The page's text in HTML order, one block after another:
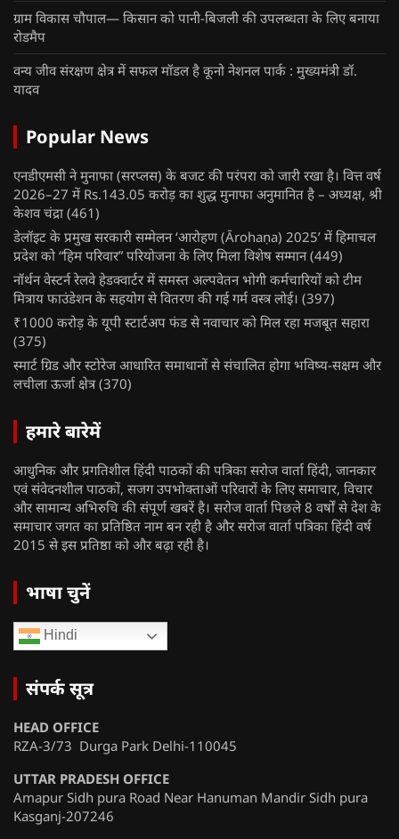
ग्राम विकास चौपाल— किसान को पानी-बिजली की उपलब्धता के लिए बनाया
रोडमैप
वन्य जीव संरक्षण क्षेत्र में सफल मॉडल है कूनो नेशनल पार्क : मुख्यमंत्री डॉ.
यादव
Popular News
एनडीएमसी ने मुनाफा (सरप्लस) के बजट की परंपरा को जारी रखा है। वित्त वर्ष
2026–27 में Rs.143.05 करोड़ का शुद्ध मुनाफा अनुमानित है – अध्यक्ष, श्री
केशव चंद्रा (461)
डेलॉइट के प्रमुख सरकारी सम्मेलन ‘आरोहण (Ārohaṇa) 2025’ में हिमाचल
प्रदेश को “हिम परिवार” परियोजना के लिए मिला विशेष सम्मान (449)
नॉर्थन वेस्टर्न रेलवे हेडक्वार्टर में समस्त अल्पवेतन भोगी कर्मचारियों को टीम
मित्राय फाउंडेशन के सहयोग से वितरण की गई गर्म वस्त्र लोई। (397)
₹1000 करोड़ के यूपी स्टार्टअप फंड से नवाचार को मिल रहा मजबूत सहारा
(375)
स्मार्ट ग्रिड और स्टोरेज आधारित समाधानों से संचालित होगा भविष्य-सक्षम और
लचीला ऊर्जा क्षेत्र (370)
हमारे बारेमें
आधुनिक और प्रगतिशील हिंदी पाठकों की पत्रिका सरोज वार्ता हिंदी, जानकार
एवं संवेदनशील पाठकों, सजग उपभोक्ताओं परिवारों के लिए समाचार, विचार
और सामान्य अभिरुचि की संपूर्ण खबरें है। सरोज वार्ता पिछले 8 वर्षों से देश के
समाचार जगत का प्रतिष्ठित नाम बन रही है और सरोज वार्ता पत्रिका हिंदी वर्ष
2015 से इस प्रतिष्ठा को और बढ़ा रही है।
भाषा चुनें
Hindi
संपर्क सूत्र
HEAD OFFICE
RZA-3/73 Durga Park Delhi-110045
UTTAR PRADESH OFFICE
Amapur Sidh pura Road Near Hanuman Mandir Sidh pura
Kasganj-207246